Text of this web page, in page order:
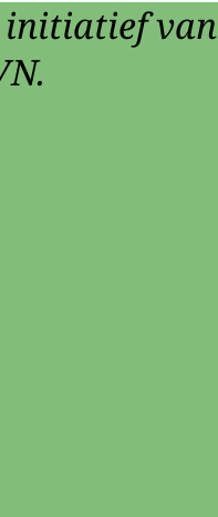
initiatief van